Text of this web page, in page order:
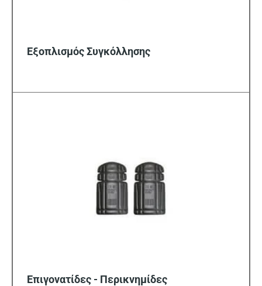
Εξοπλισμός Συγκόλλησης
Επιγονατίδες - Περικνημίδες